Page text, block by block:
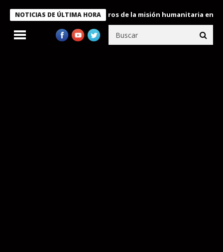
NOTICIAS DE ÚLTIMA HORA
condecora a miembros de la misión humanitaria enviada a